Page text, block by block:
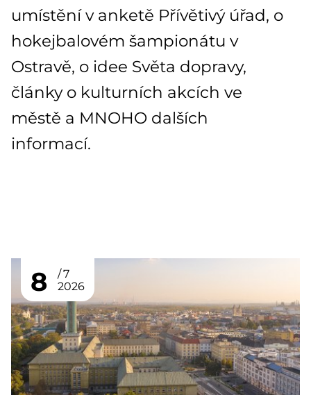
umístění v anketě Přívětivý úřad, o
hokejbalovém šampionátu v
Ostravě, o idee Světa dopravy,
články o kulturních akcích ve
městě a MNOHO dalších
informací.
8
7
2026